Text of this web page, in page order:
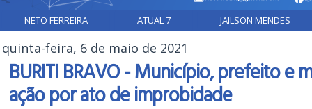
NETO FERREIRA ATUAL 7 JAILSON MENDES
quinta-feira, 6 de maio de 2021
BURITI BRAVO - Município, prefeito e
ação por ato de improbidade